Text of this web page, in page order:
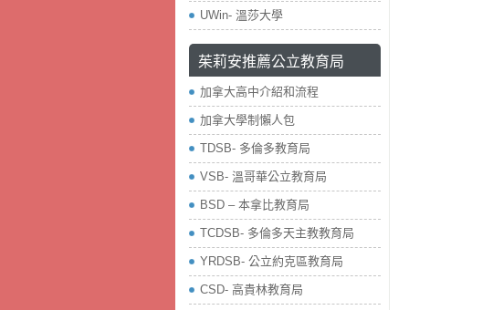
UWin- 溫莎大學
茱莉安推薦公立教育局
加拿大高中介紹和流程
加拿大學制懶人包
TDSB- 多倫多教育局
VSB- 溫哥華公立教育局
BSD – 本拿比教育局
TCDSB- 多倫多天主教教育局
YRDSB- 公立約克區教育局
​CSD- 高貴林教育局